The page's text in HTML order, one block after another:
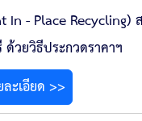
ท้องถิ่น ของอบจ.สุพ
บประมาณรายจ่ายป
นๆ ของ อบจ.สุพรร
In - Place Recycling)
วยวิธีประกวดราคาฯ
ะเอียด >>